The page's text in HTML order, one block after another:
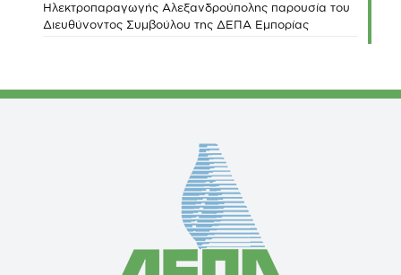
Ηλεκτροπαραγωγής Αλεξανδρούπολης παρουσία του
Διευθύνοντος Συμβούλου της ΔΕΠΑ Εμπορίας